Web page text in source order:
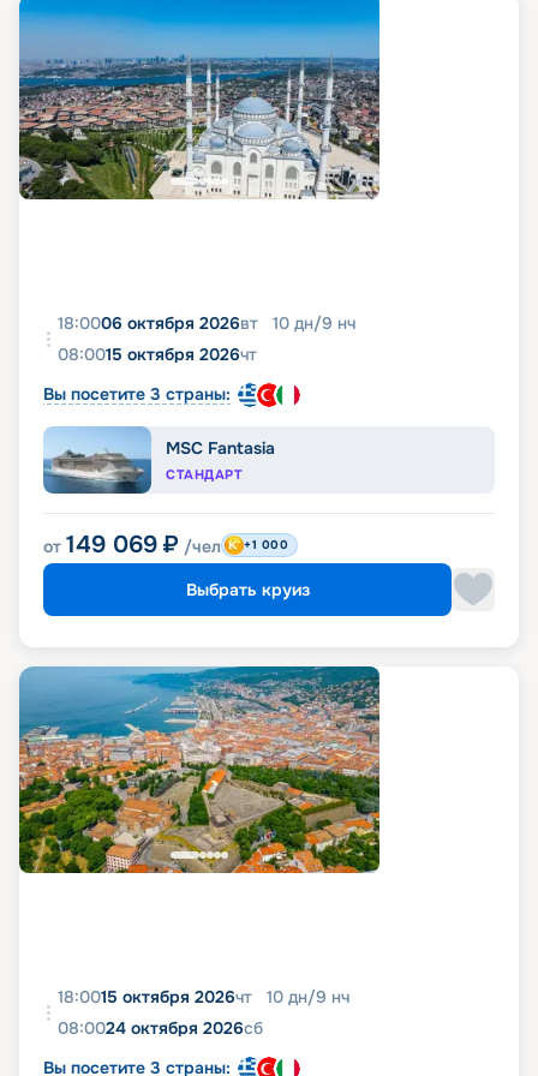
18:0006 октября 2026вт 10 дн/9 нч
08:0015 октября 2026чт
Вы посетите 3 страны:
MSC Fantasia
СТАНДАРТ
от 149 069 ₽ /чел +1 000
Выбрать круиз
18:0015 октября 2026чт 10 дн/9 нч
08:0024 октября 2026сб
Вы посетите 3 страны: